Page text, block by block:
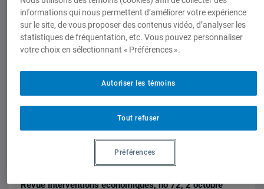
Date limite : 1er septembre 2025
Analyses et perspectivesRevue Interventions économiques
Enjeux et stratégies en Indo-Pacifique :
entre rivalité et coopération
Revue Interventions économiques, no 72, 2 octobre
informations qui nous permettent d’améliorer votre expérience
sur le site, de vous proposer des contenus vidéo, d’analyser les
statistiques de fréquentation, etc. Vous pouvez personnaliser
votre choix en sélectionnant « Préférences ».
Tout refuser
Autoriser les témoins
Préférences